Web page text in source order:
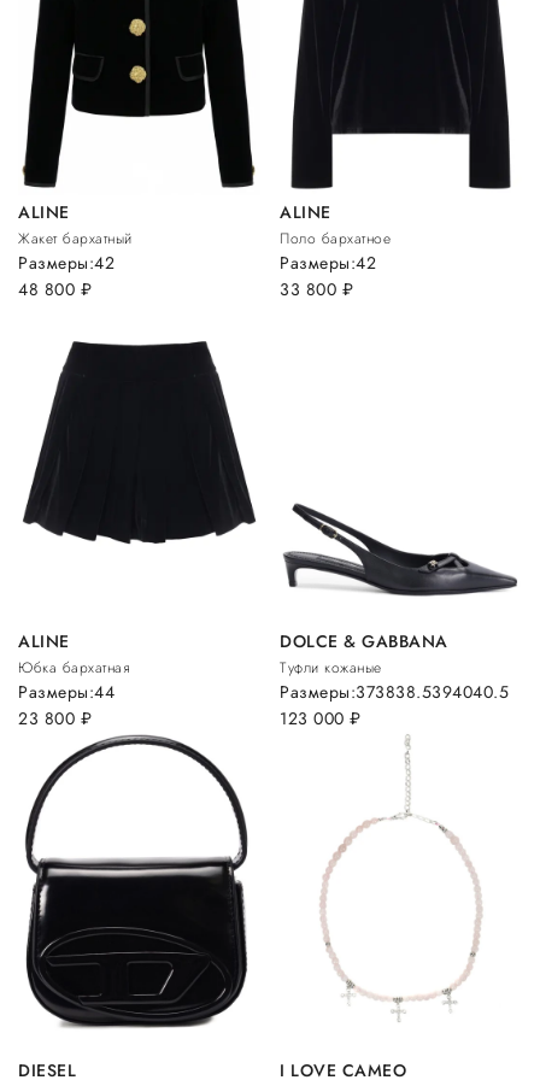
ALINE
Жакет бархатный
48 800 руб.
Размеры:42
ALINE
Поло бархатное
33 800 руб.
Размеры:42
ALINE
Юбка бархатная
23 800 руб.
Размеры:44
DOLCE & GABBANA
Туфли кожаные
123 000руб.
Размеры:373838.5394040.5
DIESEL I LOVE CAMEO